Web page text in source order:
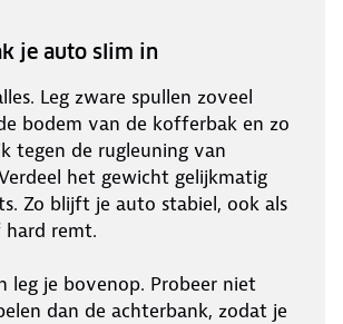
je auto slim in
Leg zware spullen zoveel
bodem van de kofferbak en zo
tegen de rugleuning van
het gewicht gelijkmatig
Zo blijft je auto stabiel, ook als
remt.
leg je bovenop. Probeer niet
dan de achterbank, zodat je